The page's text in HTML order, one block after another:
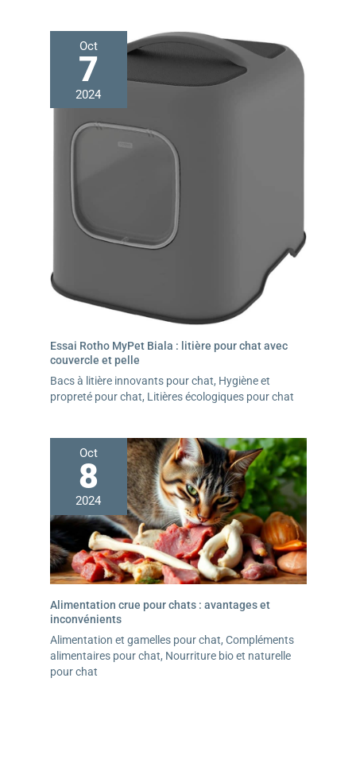
transparent. Les deux versions sont entièrement
fonctionnelles.
Oct
7
2024
Essai Rotho MyPet Biala : litière pour chat avec
couvercle et pelle
Bacs à litière innovants pour chat, Hygiène et
propreté pour chat, Litières écologiques pour chat
Oct
8
2024
Alimentation crue pour chats : avantages et
inconvénients
Alimentation et gamelles pour chat, Compléments
alimentaires pour chat, Nourriture bio et naturelle
pour chat